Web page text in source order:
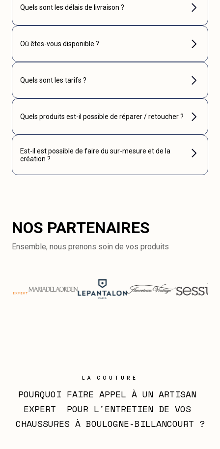
Quels sont les délais de livraison ?
Où êtes-vous disponible ?
Quels sont les tarifs ?
Quels produits est-il possible de réparer / retoucher ?
Est-il est possible de faire du sur-mesure et de la
création ?
NOS PARTENAIRES
Ensemble, nous prenons soin de vos produits
LA COUTURE
POURQUOI FAIRE APPEL À UN ARTISAN
EXPERT  POUR L'ENTRETIEN DE VOS
CHAUSSURES À BOULOGNE-BILLANCOURT ?